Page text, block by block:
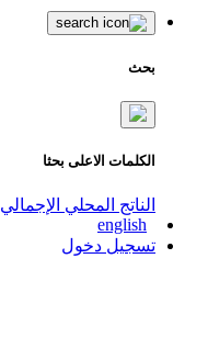
بحث
الكلمات الاعلى بحثا
الناتج المحلي الإجمالي
english
تسجيل دخول